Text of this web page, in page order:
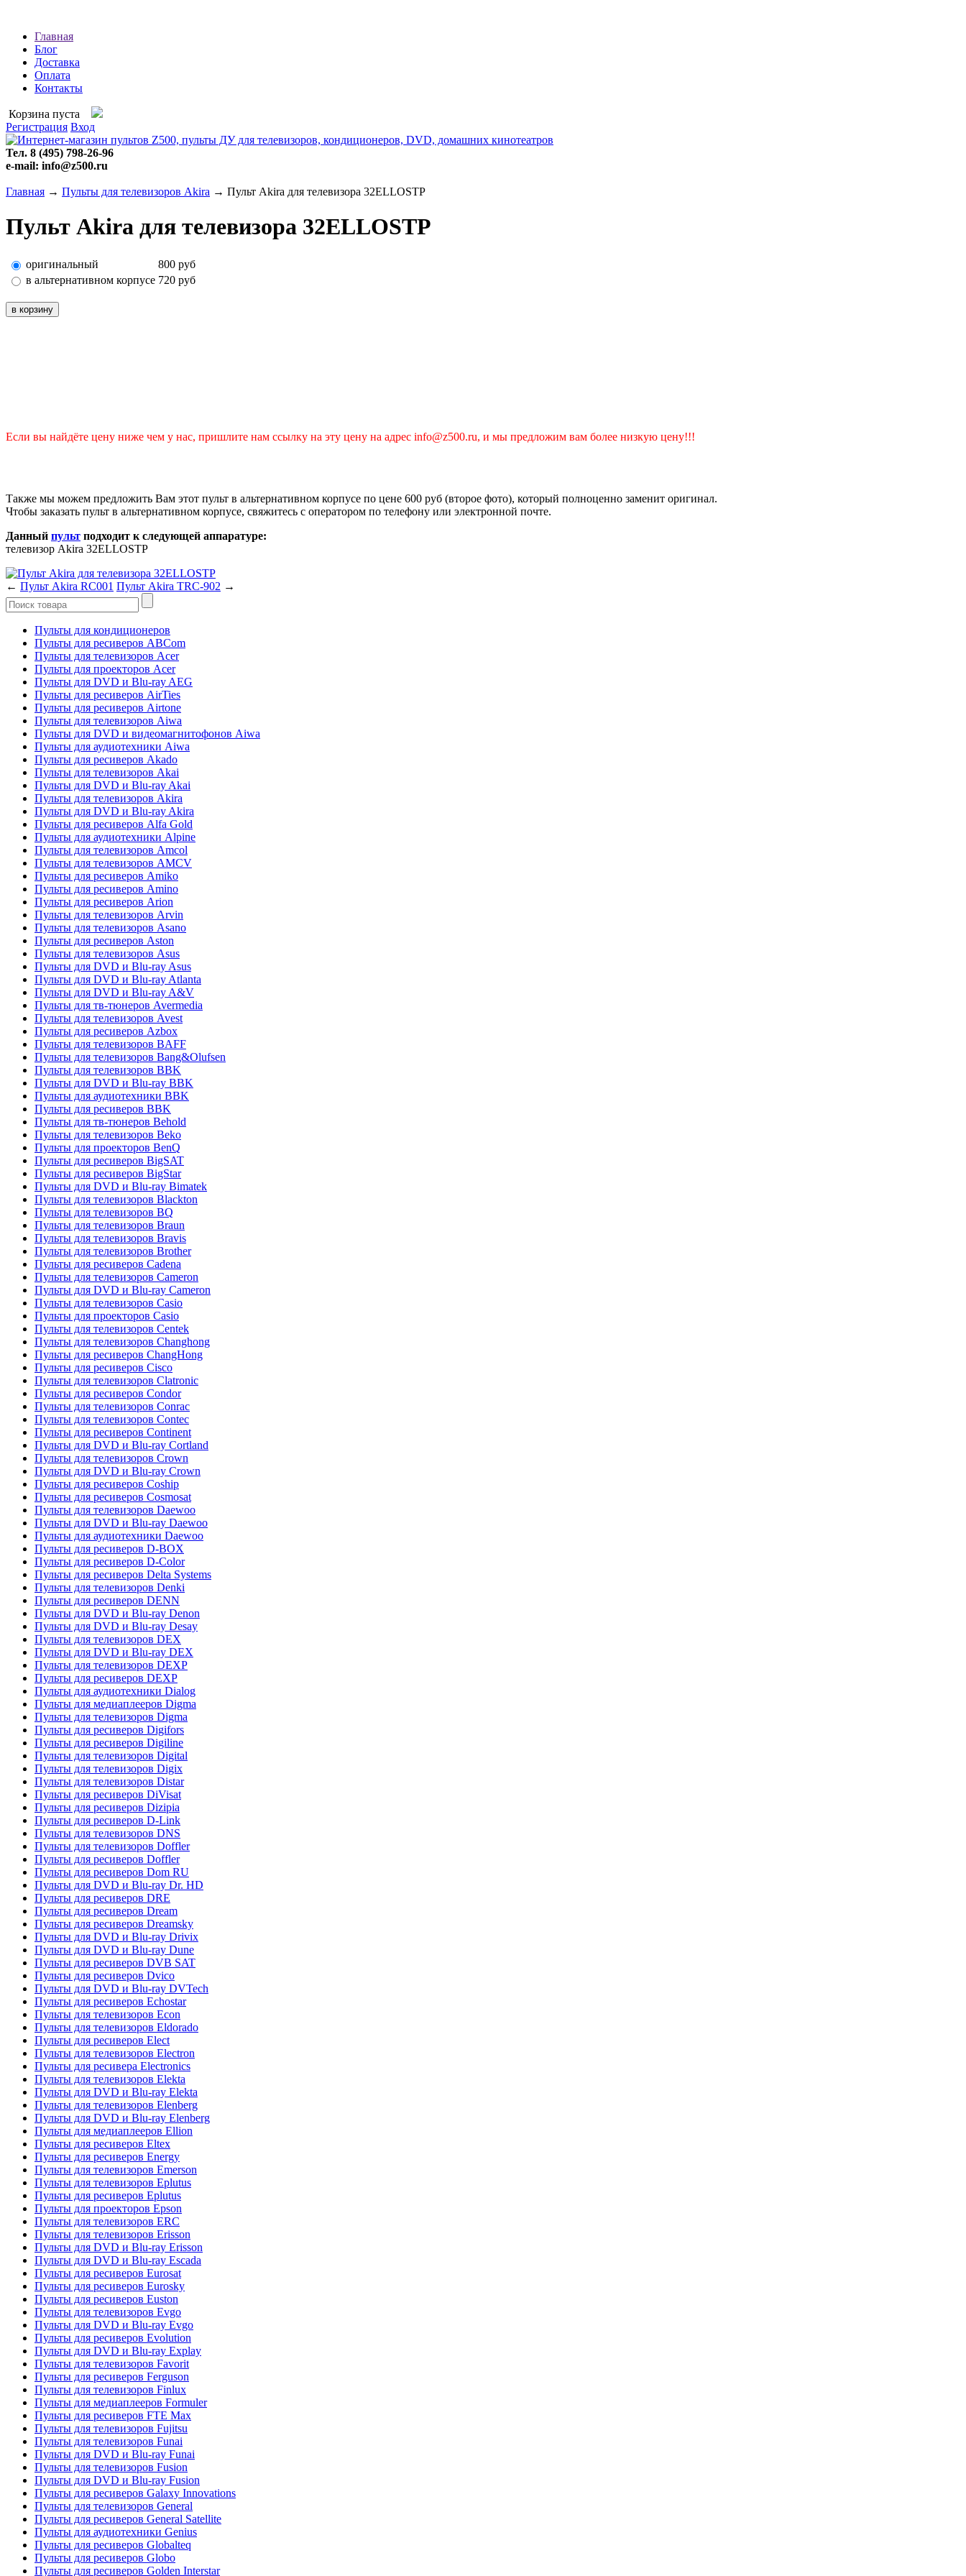
Главная
Блог
Доставка
Оплата
Контакты
Корзина пуста
Регистрация Вход
Тел. 8 (495) 798-26-96
e-mail: info@z500.ru
Главная → Пульты для телевизоров Akira → Пульт Akira для телевизора 32ELLOSTP
Пульт Akira для телевизора 32ELLOSTP
оригинальный 800 руб
в альтернативном корпусе 720 руб
Если вы найдёте цену ниже чем у нас, пришлите нам ссылку на эту цену на адрес info@z500.ru, и мы предложим вам более низкую цену!!!
Также мы можем предложить Вам этот пульт в альтернативном корпусе по цене 600 руб (второе фото), который полноценно заменит оригинал.
Чтобы заказать пульт в альтернативном корпусе, свяжитесь с оператором по телефону или электронной почте.
Данный пульт подходит к следующей аппаратуре:
телевизор Akira 32ELLOSTP
← Пульт Akira RC001 Пульт Akira TRC-902 →
Пульты для кондиционеров
Пульты для ресиверов ABCom
Пульты для телевизоров Acer
Пульты для проекторов Acer
Пульты для DVD и Blu-ray AEG
Пульты для ресиверов AirTies
Пульты для ресиверов Airtone
Пульты для телевизоров Aiwa
Пульты для DVD и видеомагнитофонов Aiwa
Пульты для аудиотехники Aiwa
Пульты для ресиверов Akado
Пульты для телевизоров Akai
Пульты для DVD и Blu-ray Akai
Пульты для телевизоров Akira
Пульты для DVD и Blu-ray Akira
Пульты для ресиверов Alfa Gold
Пульты для аудиотехники Alpine
Пульты для телевизоров Amcol
Пульты для телевизоров AMCV
Пульты для ресиверов Amiko
Пульты для ресиверов Amino
Пульты для ресиверов Arion
Пульты для телевизоров Arvin
Пульты для телевизоров Asano
Пульты для ресиверов Aston
Пульты для телевизоров Asus
Пульты для DVD и Blu-ray Asus
Пульты для DVD и Blu-ray Atlanta
Пульты для DVD и Blu-ray A&V
Пульты для тв-тюнеров Avermedia
Пульты для телевизоров Avest
Пульты для ресиверов Azbox
Пульты для телевизоров BAFF
Пульты для телевизоров Bang&Olufsen
Пульты для телевизоров BBK
Пульты для DVD и Blu-ray BBK
Пульты для аудиотехники BBK
Пульты для ресиверов BBK
Пульты для тв-тюнеров Behold
Пульты для телевизоров Beko
Пульты для проекторов BenQ
Пульты для ресиверов BigSAT
Пульты для ресиверов BigStar
Пульты для DVD и Blu-ray Bimatek
Пульты для телевизоров Blackton
Пульты для телевизоров BQ
Пульты для телевизоров Braun
Пульты для телевизоров Bravis
Пульты для телевизоров Brother
Пульты для ресиверов Cadena
Пульты для телевизоров Cameron
Пульты для DVD и Blu-ray Cameron
Пульты для телевизоров Casio
Пульты для проекторов Casio
Пульты для телевизоров Centek
Пульты для телевизоров Changhong
Пульты для ресиверов ChangHong
Пульты для ресиверов Cisco
Пульты для телевизоров Clatronic
Пульты для ресиверов Condor
Пульты для телевизоров Conrac
Пульты для телевизоров Contec
Пульты для ресиверов Continent
Пульты для DVD и Blu-ray Cortland
Пульты для телевизоров Crown
Пульты для DVD и Blu-ray Crown
Пульты для ресиверов Coship
Пульты для ресиверов Cosmosat
Пульты для телевизоров Daewoo
Пульты для DVD и Blu-ray Daewoo
Пульты для аудиотехники Daewoo
Пульты для ресиверов D-BOX
Пульты для ресиверов D-Color
Пульты для ресиверов Delta Systems
Пульты для телевизоров Denki
Пульты для ресиверов DENN
Пульты для DVD и Blu-ray Denon
Пульты для DVD и Blu-ray Desay
Пульты для телевизоров DEX
Пульты для DVD и Blu-ray DEX
Пульты для телевизоров DEXP
Пульты для ресиверов DEXP
Пульты для аудиотехники Dialog
Пульты для медиаплееров Digma
Пульты для телевизоров Digma
Пульты для ресиверов Digifors
Пульты для ресиверов Digiline
Пульты для телевизоров Digital
Пульты для телевизоров Digix
Пульты для телевизоров Distar
Пульты для ресиверов DiVisat
Пульты для ресиверов Dizipia
Пульты для ресиверов D-Link
Пульты для телевизоров DNS
Пульты для телевизоров Doffler
Пульты для ресиверов Doffler
Пульты для ресиверов Dom RU
Пульты для DVD и Blu-ray Dr. HD
Пульты для ресиверов DRE
Пульты для ресиверов Dream
Пульты для ресиверов Dreamsky
Пульты для DVD и Blu-ray Drivix
Пульты для DVD и Blu-ray Dune
Пульты для ресиверов DVB SAT
Пульты для ресиверов Dvico
Пульты для DVD и Blu-ray DVTech
Пульты для ресиверов Echostar
Пульты для телевизоров Econ
Пульты для телевизоров Eldorado
Пульты для ресиверов Elect
Пульты для телевизоров Electron
Пульты для ресивера Electronics
Пульты для телевизоров Elekta
Пульты для DVD и Blu-ray Elekta
Пульты для телевизоров Elenberg
Пульты для DVD и Blu-ray Elenberg
Пульты для медиаплееров Ellion
Пульты для ресиверов Eltex
Пульты для ресиверов Energy
Пульты для телевизоров Emerson
Пульты для телевизоров Eplutus
Пульты для ресиверов Eplutus
Пульты для проекторов Epson
Пульты для телевизоров ERC
Пульты для телевизоров Erisson
Пульты для DVD и Blu-ray Erisson
Пульты для DVD и Blu-ray Escada
Пульты для ресиверов Eurosat
Пульты для ресиверов Eurosky
Пульты для ресиверов Euston
Пульты для телевизоров Evgo
Пульты для DVD и Blu-ray Evgo
Пульты для ресиверов Evolution
Пульты для DVD и Blu-ray Explay
Пульты для телевизоров Favorit
Пульты для ресиверов Ferguson
Пульты для телевизоров Finlux
Пульты для медиаплееров Formuler
Пульты для ресиверов FTE Max
Пульты для телевизоров Fujitsu
Пульты для телевизоров Funai
Пульты для DVD и Blu-ray Funai
Пульты для телевизоров Fusion
Пульты для DVD и Blu-ray Fusion
Пульты для ресиверов Galaxy Innovations
Пульты для телевизоров General
Пульты для ресиверов General Satellite
Пульты для аудиотехники Genius
Пульты для ресиверов Globalteq
Пульты для ресиверов Globo
Пульты для ресиверов Golden Interstar